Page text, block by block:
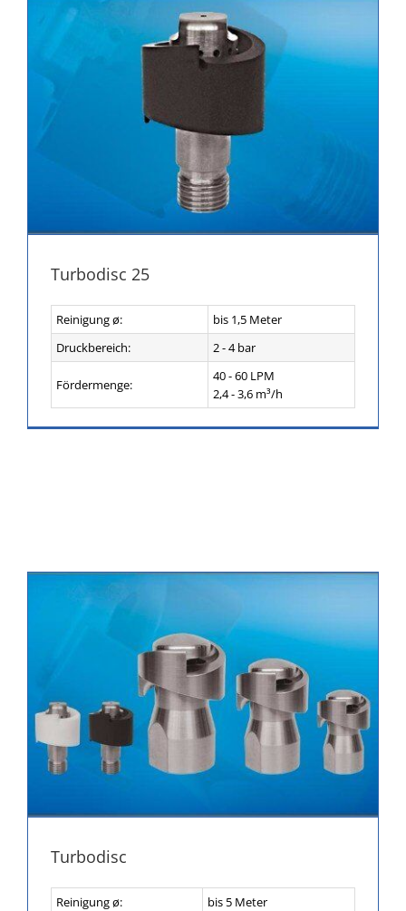
Turbodisc 25
Reinigung ø:
bis 1,5 Meter
Druckbereich:
2 - 4 bar
Fördermenge:
40 - 60 LPM
2,4 - 3,6 m³/h
Turbodisc
Reinigung ø:
bis 5 Meter